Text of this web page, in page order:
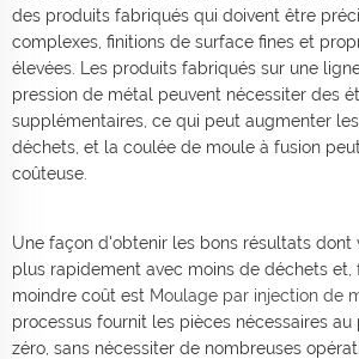
des produits fabriqués qui doivent être
complexes, finitions de surface fines et
élevées. Les produits fabriqués sur une
pression de métal peuvent nécessiter des
supplémentaires, ce qui peut augmenter
déchets, et la coulée de moule à fusion
coûteuse.
Une façon d'obtenir les bons résultats dont
plus rapidement avec moins de déchets et,
moindre coût est Moulage par injection de
processus fournit les pièces nécessaires
zéro, sans nécessiter de nombreuses